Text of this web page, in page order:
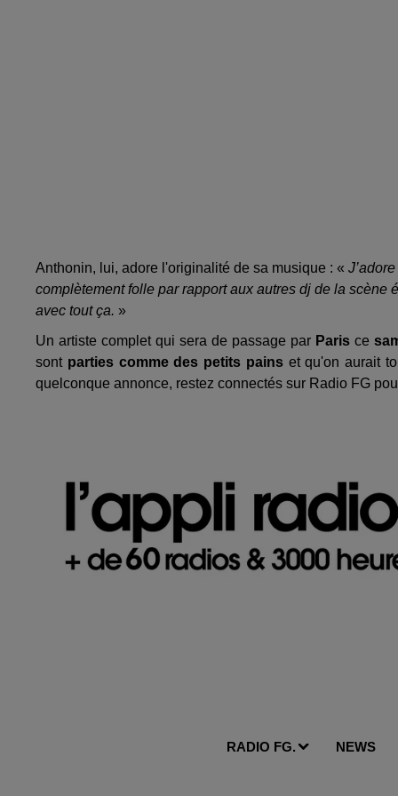
Anthonin, lui, adore l'originalité de sa musique : «
complètement folle par rapport aux autres dj de la scène
avec tout ça. »
Un artiste complet qui sera de passage par Parisce
sont parties comme des petits painset qu'on aurait
quelconque annonce, restez connectés sur Radio FG
RADIO FG. NEWS